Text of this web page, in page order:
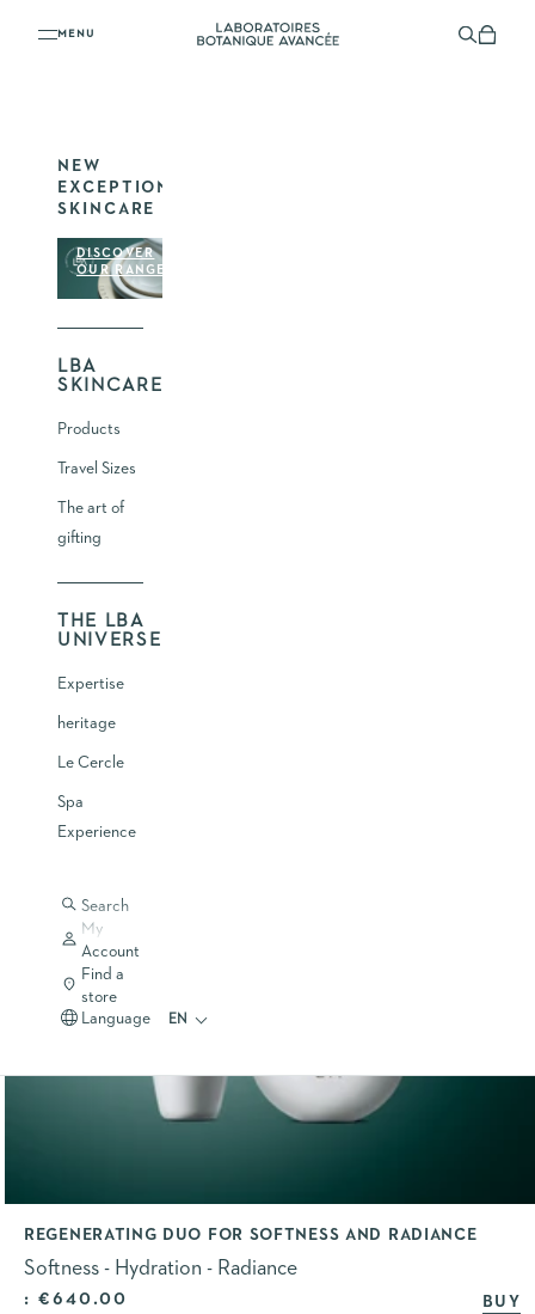
Laboratoires Botanique Avancée
Menu Search
NEW
EXCEPTIONAL
SKINCARE
DISCOVER
OUR RANGE
LBA
SKINCARE
Products
Travel Sizes
The art of
gifting
THE LBA
UNIVERSE
Expertise
heritage
Le Cercle
Spa
Experience
Search
My
Account
Find a
store
Language
EN
YOUR CART IS EMPTY
REGENERATING MOISTURIZING DUO X VANILLA & LILAC
Selling price
: €390.00
REGENERATING DUO FOR SOFTNESS AND RADIANCE
Softness - Hydration - Radiance
Selling price
: €640.00 BUY